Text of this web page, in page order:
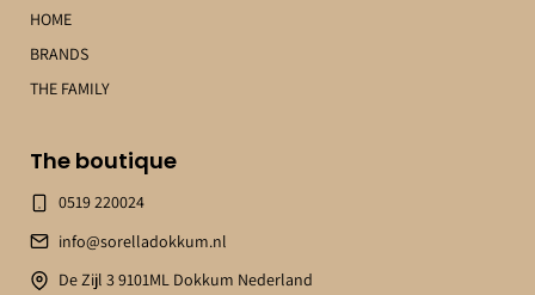
HOME
BRANDS
THE FAMILY
The boutique
0519 220024
info@sorelladokkum.nl
De Zijl 3 9101ML Dokkum Nederland